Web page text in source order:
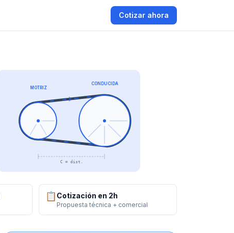
Cotizar ahora
C = dist.
MOTRIZ
CONDUCIDA
📋 Cotización en 2h
Propuesta técnica + comercial